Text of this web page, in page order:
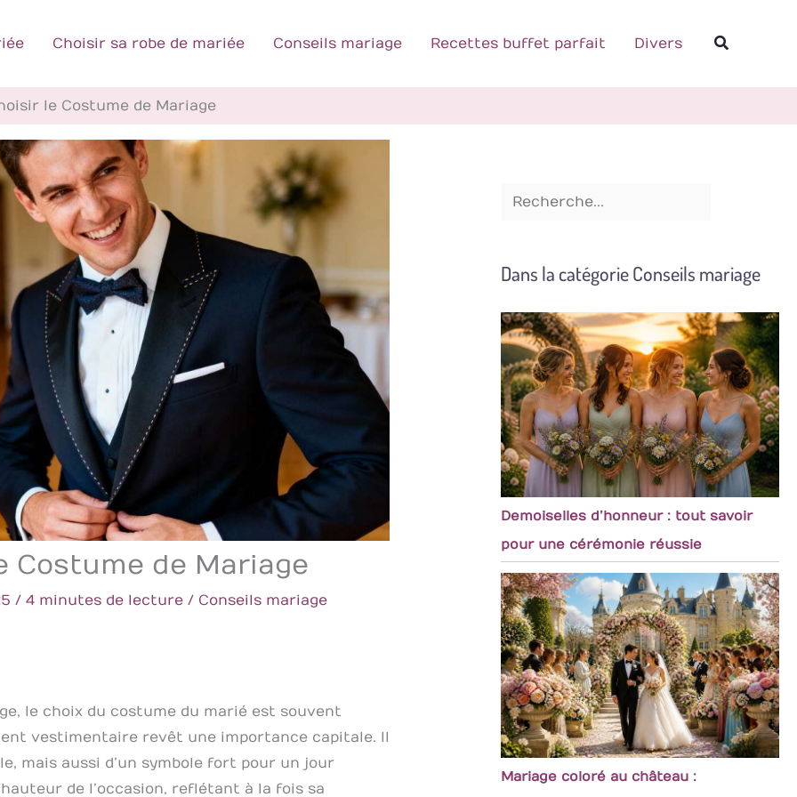
Choisir sa robe de mariée Conseils mariage Recettes buffet parfait Divers
le Costume de Mariage
Costume de Mariage
/ 4 minutes de lecture / Conseils mariage
le choix du costume du marié est souvent
vestimentaire revêt une importance capitale. Il
mais aussi d’un symbole fort pour un jour
de l’occasion, reflétant à la fois sa
e
e
r
Dans la catégorie Conseils mariage
Demoiselles d’honneur : tout savoir
pour une cérémonie réussie
Mariage coloré au château :